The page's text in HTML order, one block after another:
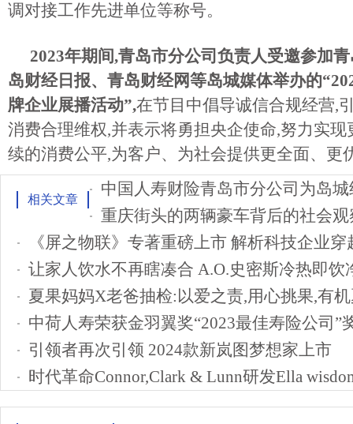
调对接工作先进单位等称号。
2023年期间,青岛市分公司负责人受邀参加
岛财经日报、青岛财经网等岛城媒体举办的
牌企业展播活动”,在节目中倡导诚信合规经营,
消费合理维权,并表示将勇担央企使命,努力实现
续的消费公平,为客户、为社会提供更全面、更
相关文章
重庆街头的两辆豪车背后的社会观
《屏之物联》专著重磅上市 解析科技企业穿
夏果妈妈X老爸抽检:以爱之责,用心挑果,有
中荷人寿荣获金羽翼奖“2023最佳寿险公司”
引领者再次引领 2024款新岚图梦想家上市
时代革命Connor,Clark & Lunn研发Ella